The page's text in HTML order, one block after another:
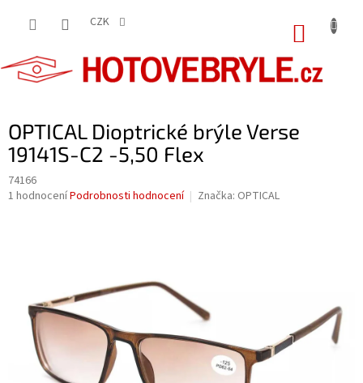
CZK
OPTICAL Dioptrické brýle Verse
19141S-C2 -5,50 Flex
74166
Průměrné
hvězdiček.
1 hodnoceníPodrobnosti hodnocení Značka: OPTICAL